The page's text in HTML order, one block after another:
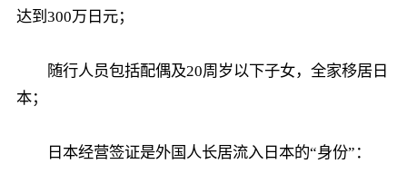
达到300万日元；
随行人员包括配偶及20周岁以下子女，全家移居日
本；
日本经营签证是外国人长居流入日本的“身份”：